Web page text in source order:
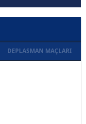
DEPLASMAN MAÇLARI